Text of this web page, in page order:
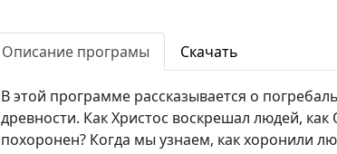
Описание програмы Скачать
В этой программе рассказывается о
древности. Как Христос воскрешал людей,
похоронен? Когда мы узнаем, как хоронили